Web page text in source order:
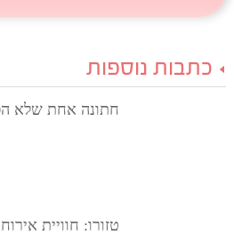
כתבות נוספות
חתונה אחת שלא
טזורו: חוויית